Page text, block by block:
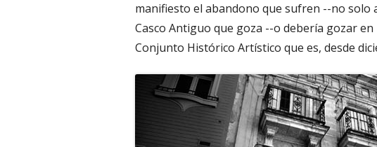
manifiesto el abandono que sufren --no solo
Casco Antiguo que goza --o debería gozar
Conjunto Histórico Artístico que es, desde